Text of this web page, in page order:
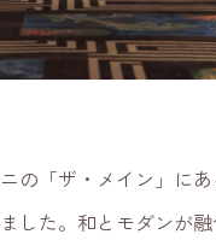
の「ザ・メイン」に
した。和とモダンが